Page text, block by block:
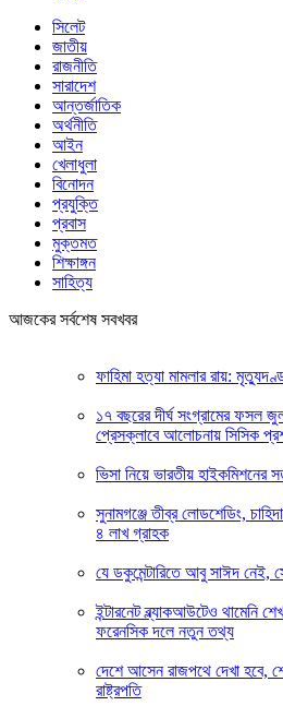
সিলেট
জাতীয়
রাজনীতি
সারাদেশ
আন্তর্জাতিক
অর্থনীতি
আইন
খেলাধুলা
বিনোদন
প্রযুক্তি
প্রবাস
মুক্তমত
শিক্ষাঙ্গন
সাহিত্য
আজকের সর্বশেষ সবখবর
ফাহিমা হত্যা মামলার রায়:
১৭ বছরের দীর্ঘ সংগ্রামের ফসল
প্রেসক্লাবে আলোচনায় সিসিক
ভিসা নিয়ে ভারতীয় হাইকমিশনের
সুনামগঞ্জে তীব্র লোডশেডিং,
৪ লাখ গ্রাহক
যে ডকুমেন্টারিতে আবু সাঈদ নেই,
ইন্টারনেট ব্ল্যাকআউটেও থামেনি
ফরেনসিক দলে নতুন তথ্য
দেশে আসেন রাজপথে দেখা হবে,
রাষ্ট্রপতি